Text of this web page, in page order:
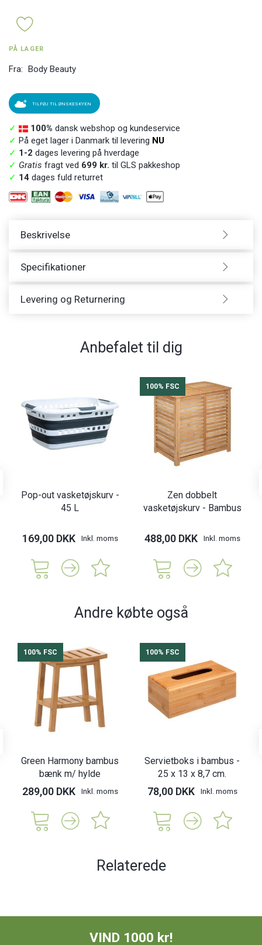
PÅ LAGER
Fra: Body Beauty
TILFØJ TIL ØNSKESKYEN
✓ 100% dansk webshop og kundeservice
✓ På eget lager i Danmark til levering NU
✓ 1-2 dages levering på hverdage
✓ Gratis fragt ved 699 kr. til GLS pakkeshop
✓ 14 dages fuld returret
Beskrivelse
Specifikationer
Levering og Returnering
Anbefalet til dig
Pop-out vasketøjskurv -
45 L
169,00 DKK Inkl. moms
100% FSC
Zen dobbelt
vasketøjskurv - Bambus
488,00 DKK Inkl. moms
Andre købte også
100% FSC
Green Harmony bambus
bænk m/ hylde
289,00 DKK Inkl. moms
100% FSC
Servietboks i bambus -
25 x 13 x 8,7 cm.
78,00 DKK Inkl. moms
Relaterede
VIND 1000 kr!